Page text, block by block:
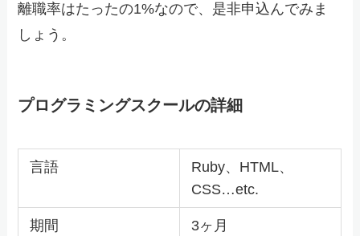
離職率はたったの1%なので、是非申込んでみま
しょう。
プログラミングスクールの詳細
言語
Ruby、HTML、
CSS…etc.
期間 3ヶ月